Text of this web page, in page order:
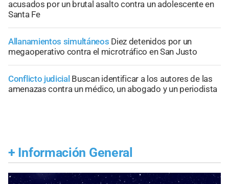
acusados por un brutal asalto contra un adolescente en
Santa Fe
Allanamientos simultáneos Diez detenidos por un
megaoperativo contra el microtráfico en San Justo
Conflicto judicial Buscan identificar a los autores de las
amenazas contra un médico, un abogado y un periodista
+ Información General